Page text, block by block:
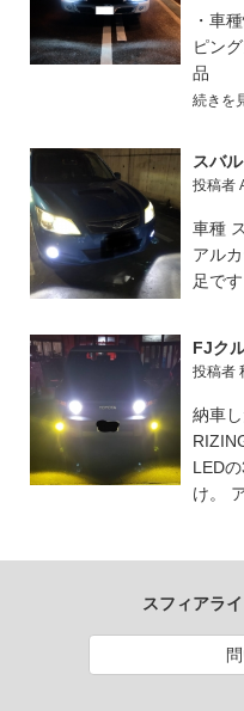
・車
ピン
品
続きを
スバ
投稿者
車種
アル
足です
FJク
投稿者
納車
LED
け。
スフィアラ